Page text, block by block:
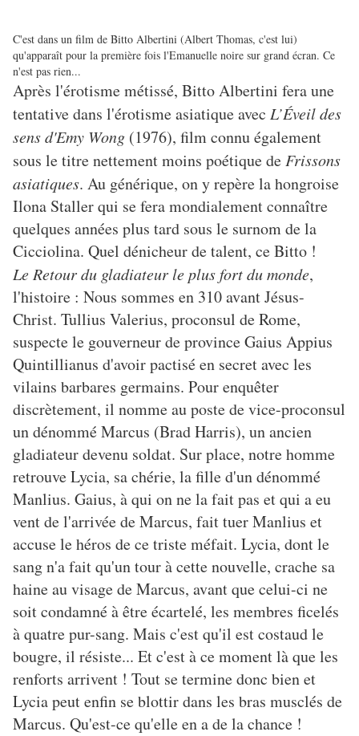
C'est dans un film de Bitto Albertini (Albert Thomas, c'est lui)
qu'apparaît pour la première fois l'Emanuelle noire sur grand écran. Ce
n'est pas rien...
Après l'érotisme métissé, Bitto Albertini fera une
tentative dans l'érotisme asiatique avec L’Éveil des
sens d'Emy Wong (1976), film connu également
sous le titre nettement moins poétique de Frissons
asiatiques. Au générique, on y repère la hongroise
Ilona Staller qui se fera mondialement connaître
quelques années plus tard sous le surnom de la
Cicciolina. Quel dénicheur de talent, ce Bitto !
Le Retour du gladiateur le plus fort du monde,
l'histoire : Nous sommes en 310 avant Jésus-
Christ. Tullius Valerius, proconsul de Rome,
suspecte le gouverneur de province Gaius Appius
Quintillianus d'avoir pactisé en secret avec les
vilains barbares germains. Pour enquêter
discrètement, il nomme au poste de vice-proconsul
un dénommé Marcus (Brad Harris), un ancien
gladiateur devenu soldat. Sur place, notre homme
retrouve Lycia, sa chérie, la fille d'un dénommé
Manlius. Gaius, à qui on ne la fait pas et qui a eu
vent de l'arrivée de Marcus, fait tuer Manlius et
accuse le héros de ce triste méfait. Lycia, dont le
sang n'a fait qu'un tour à cette nouvelle, crache sa
haine au visage de Marcus, avant que celui-ci ne
soit condamné à être écartelé, les membres ficelés
à quatre pur-sang. Mais c'est qu'il est costaud le
bougre, il résiste... Et c'est à ce moment là que les
renforts arrivent ! Tout se termine donc bien et
Lycia peut enfin se blottir dans les bras musclés de
Marcus. Qu'est-ce qu'elle en a de la chance !